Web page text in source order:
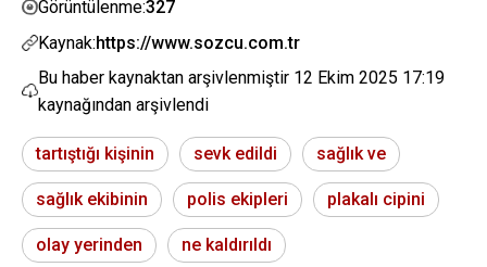
Görüntülenme:327
Kaynak:https://www.sozcu.com.tr
Bu haber kaynaktan arşivlenmiştir 12 Ekim 2025 17:19
kaynağından arşivlendi
tartıştığı kişinin sevk edildi sağlık ve
sağlık ekibinin polis ekipleri plakalı cipini
olay yerinden ne kaldırıldı